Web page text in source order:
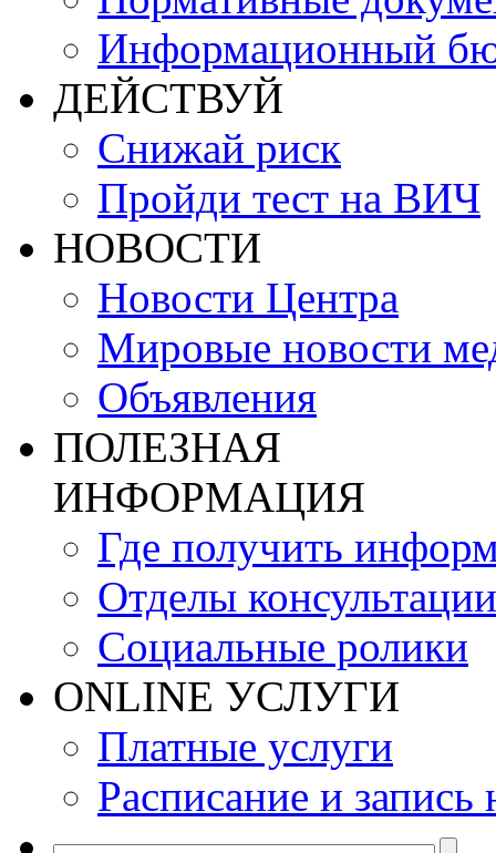
Информационный
ДЕЙСТВУЙ
Снижай риск
Пройди тест на ВИЧ
НОВОСТИ
Новости Центра
Мировые новости
Объявления
ПОЛЕЗНАЯ
ИНФОРМАЦИЯ
Где получить
Отделы консультации
Социальные ролики
ONLINE УСЛУГИ
Платные услуги
Расписание и запись